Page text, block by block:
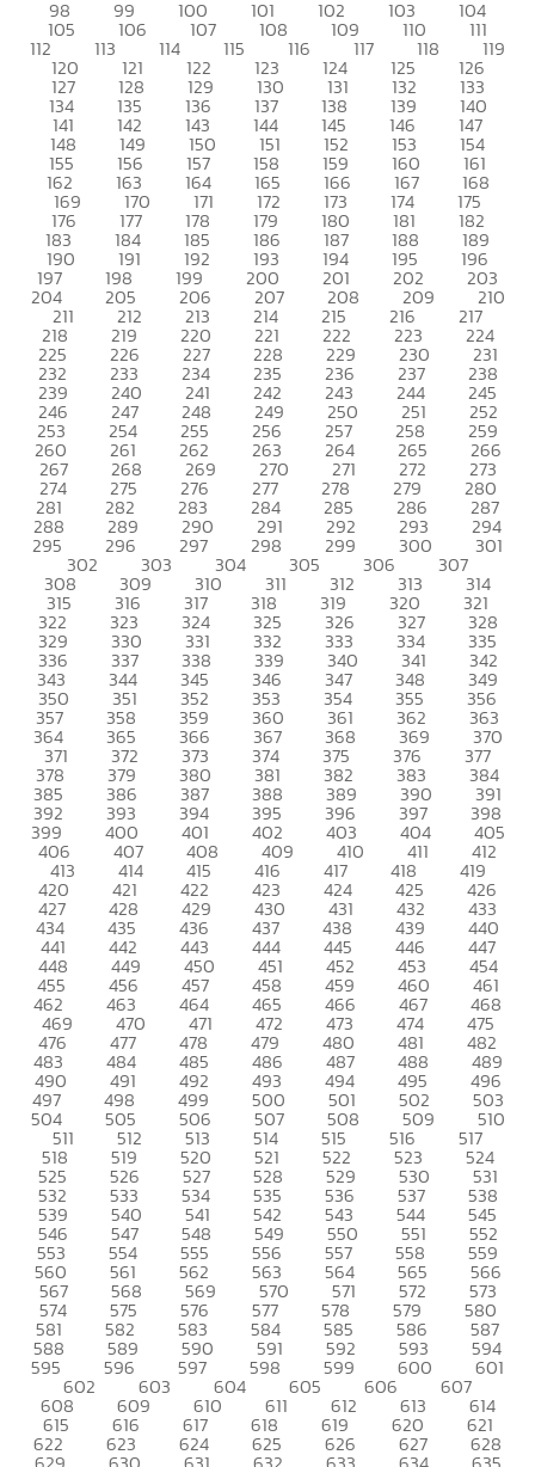
98 99 100 101 102 103 104
105 106 107 108 109 110 111
112 113 114 115 116 117 118 119
120 121 122 123 124 125 126
127 128 129 130 131 132 133
134 135 136 137 138 139 140
141 142 143 144 145 146 147
148 149 150 151 152 153 154
155 156 157 158 159 160 161
162 163 164 165 166 167 168
169 170 171 172 173 174 175
176 177 178 179 180 181 182
183 184 185 186 187 188 189
190 191 192 193 194 195 196
197 198 199 200 201 202 203
204 205 206 207 208 209 210
211 212 213 214 215 216 217
218 219 220 221 222 223 224
225 226 227 228 229 230 231
232 233 234 235 236 237 238
239 240 241 242 243 244 245
246 247 248 249 250 251 252
253 254 255 256 257 258 259
260 261 262 263 264 265 266
267 268 269 270 271 272 273
274 275 276 277 278 279 280
281 282 283 284 285 286 287
288 289 290 291 292 293 294
295 296 297 298 299 300 301
302 303 304 305 306 307
308 309 310 311 312 313 314
315 316 317 318 319 320 321
322 323 324 325 326 327 328
329 330 331 332 333 334 335
336 337 338 339 340 341 342
343 344 345 346 347 348 349
350 351 352 353 354 355 356
357 358 359 360 361 362 363
364 365 366 367 368 369 370
371 372 373 374 375 376 377
378 379 380 381 382 383 384
385 386 387 388 389 390 391
392 393 394 395 396 397 398
399 400 401 402 403 404 405
406 407 408 409 410 411 412
413 414 415 416 417 418 419
420 421 422 423 424 425 426
427 428 429 430 431 432 433
434 435 436 437 438 439 440
441 442 443 444 445 446 447
448 449 450 451 452 453 454
455 456 457 458 459 460 461
462 463 464 465 466 467 468
469 470 471 472 473 474 475
476 477 478 479 480 481 482
483 484 485 486 487 488 489
490 491 492 493 494 495 496
497 498 499 500 501 502 503
504 505 506 507 508 509 510
511 512 513 514 515 516 517
518 519 520 521 522 523 524
525 526 527 528 529 530 531
532 533 534 535 536 537 538
539 540 541 542 543 544 545
546 547 548 549 550 551 552
553 554 555 556 557 558 559
560 561 562 563 564 565 566
567 568 569 570 571 572 573
574 575 576 577 578 579 580
581 582 583 584 585 586 587
588 589 590 591 592 593 594
595 596 597 598 599 600 601
602 603 604 605 606 607
608 609 610 611 612 613 614
615 616 617 618 619 620 621
622 623 624 625 626 627 628